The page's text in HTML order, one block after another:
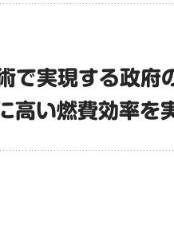
で実現する政府
高い燃費効率を